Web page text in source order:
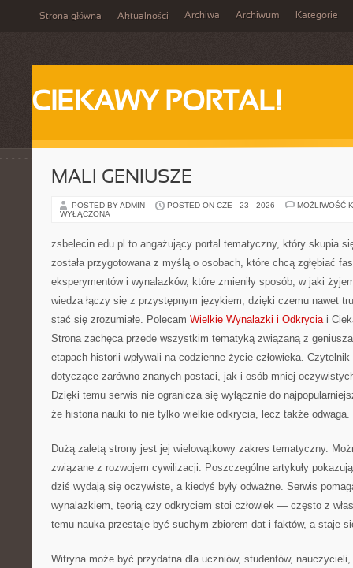
Strona główna Aktualności Archiwa Archiwum Kategorie
CIEKAWY PORTAL!
MALI GENIUSZE
POSTED BY ADMIN POSTED ON CZE - 23 - 2026
MOŻLIWOŚĆ
WYŁĄCZONA
zsbelecin.edu.pl to angażujący portal tematyczny, który skupia
została przygotowana z myślą o osobach, które chcą zgłębiać
eksperymentów i wynalazków, które zmieniły sposób, w jaki
wiedza łączy się z przystępnym językiem, dzięki czemu nawet
stać się zrozumiałe. Polecam Wielkie Wynalazki i Odkryciai
Strona zachęca przede wszystkim tematyką związaną z
etapach historii wpływali na codzienne życie człowieka.
dotyczące zarówno znanych postaci, jak i osób mniej
Dzięki temu serwis nie ogranicza się wyłącznie do
że historia nauki to nie tylko wielkie odkrycia, lecz także odwaga.
Dużą zaletą strony jest jej wielowątkowy zakres tematyczny.
związane z rozwojem cywilizacji. Poszczególne artykuły
dziś wydają się oczywiste, a kiedyś były odważne. Serwis
wynalazkiem, teorią czy odkryciem stoi człowiek — często z
temu nauka przestaje być suchym zbiorem dat i faktów, a staje
Witryna może być przydatna dla uczniów, studentów,